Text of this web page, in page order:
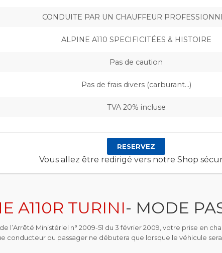
CONDUITE PAR UN CHAUFFEUR
ALPINE A110 SPECIFICITÉES & HISTOIRE
Pas de caution
Pas de frais divers (carburant…)
TVA 20% incluse
RESERVEZ
Vous allez être redirigé vers notre Shop
A110R TURINI- MODE
l’Arrêté Ministériel n° 2009-51 du 3 février 2009, votre prise en
conducteur ou passager ne débutera que lorsque le véhicule